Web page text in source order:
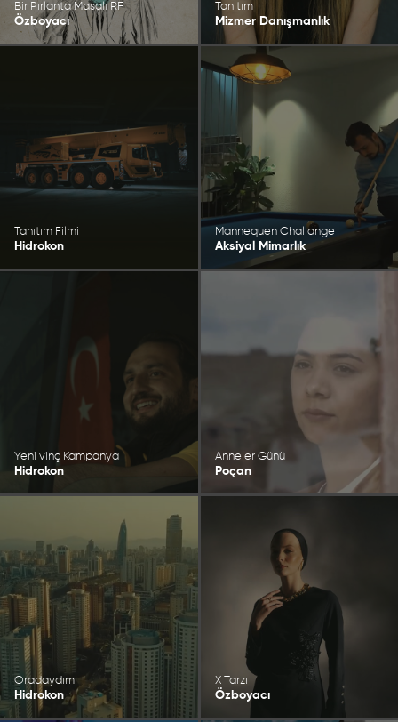
Bir Pırlanta Masalı RF
Özboyacı
Tanıtım
Mizmer Danışmanlık
Tanıtım Filmi
Hidrokon
Mannequen Challange
Aksiyal Mimarlık
Yeni vinç Kampanya
Hidrokon
Anneler Günü
Poçan
Oradaydım
Hidrokon
X Tarzı
Özboyacı